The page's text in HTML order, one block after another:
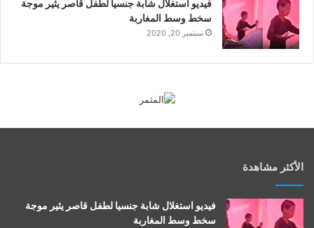
فيديو استغلال شابة جنسيا لطفل قاصر يثير موجة
سخط وسط المغاربة
سبتمبر 20, 2020
الأكثر مشاهدة
فيديو استغلال شابة جنسيا لطفل قاصر يثير موجة
سخط وسط المغاربة